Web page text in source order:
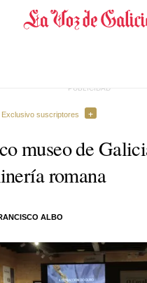
museo de
romana
ALBO
Exclusivo suscriptores